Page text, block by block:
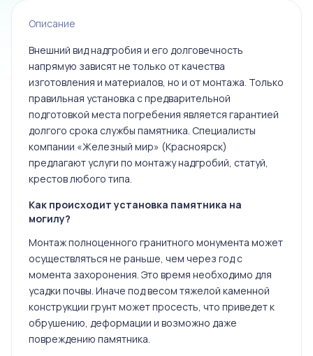
Описание
Внешний вид надгробия и его долговечность
напрямую зависят не только от качества
изготовления и материалов, но и от монтажа. Только
правильная установка с предварительной
подготовкой места погребения является гарантией
долгого срока службы памятника. Специалисты
компании «Железный мир» (Красноярск)
предлагают услуги по монтажу надгробий, статуй,
крестов любого типа.
Как происходит установка памятника на
могилу?
Монтаж полноценного гранитного монумента может
осуществляться не раньше, чем через год с
момента захоронения. Это время необходимо для
усадки почвы. Иначе под весом тяжелой каменной
конструкции грунт может просесть, что приведет к
обрушению, деформации и возможно даже
повреждению памятника.